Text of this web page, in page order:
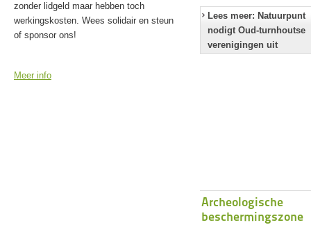
zonder lidgeld maar hebben toch
werkingskosten. Wees solidair en steun
of sponsor ons!
Meer info
Lees meer: Natuurpunt
nodigt Oud-turnhoutse
verenigingen uit
Archeologische
beschermingszone